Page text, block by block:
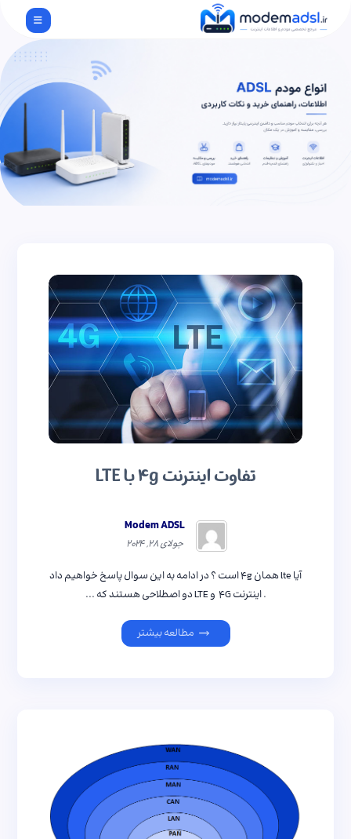
تفاوت اینترنت ۴g با LTE
Modem ADSL
جولای ۲۸, ۲۰۲۴
آیا lte همان ۴g است ؟ در ادامه به این سوال پاسخ خواهیم داد
. اینترنت ۴G و LTE دو اصطلاحی هستند که ...
مطالعه بیشتر